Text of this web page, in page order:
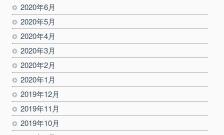
2020年6月
2020年5月
2020年4月
2020年3月
2020年2月
2020年1月
2019年12月
2019年11月
2019年10月